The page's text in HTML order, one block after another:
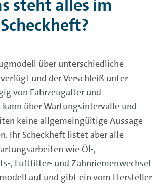
steht alles im
Scheckheft?
über unterschiedliche
und der Verschleiß unter
von Fahrzeugalter und
über Wartungsintervalle und
keine allgemeingültige Aussage
Ihr Scheckheft listet aber alle
wie Öl-,
, Luftfilter- und Zahnriemenwechsel
auf und gibt ein vom Hersteller